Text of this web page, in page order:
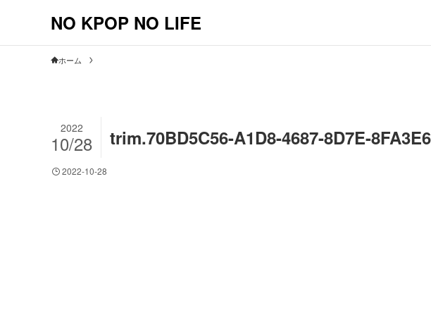
NO KPOP NO LIFE
ホーム
trim.70BD5C56-A1D8-4687-8D7E-
2022
10/28
2022-10-28